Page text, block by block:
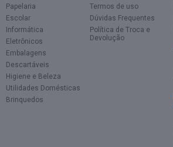
Papelaria
Escolar
Informática
Eletrônicos
Embalagens
Descartáveis
Higiene e Beleza
Utilidades Domésticas
Brinquedos
Termos de uso
Dúvidas Frequentes
Política de Troca e
Devolução